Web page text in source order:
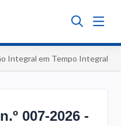
Integral em Tempo Integral
007-2026 -